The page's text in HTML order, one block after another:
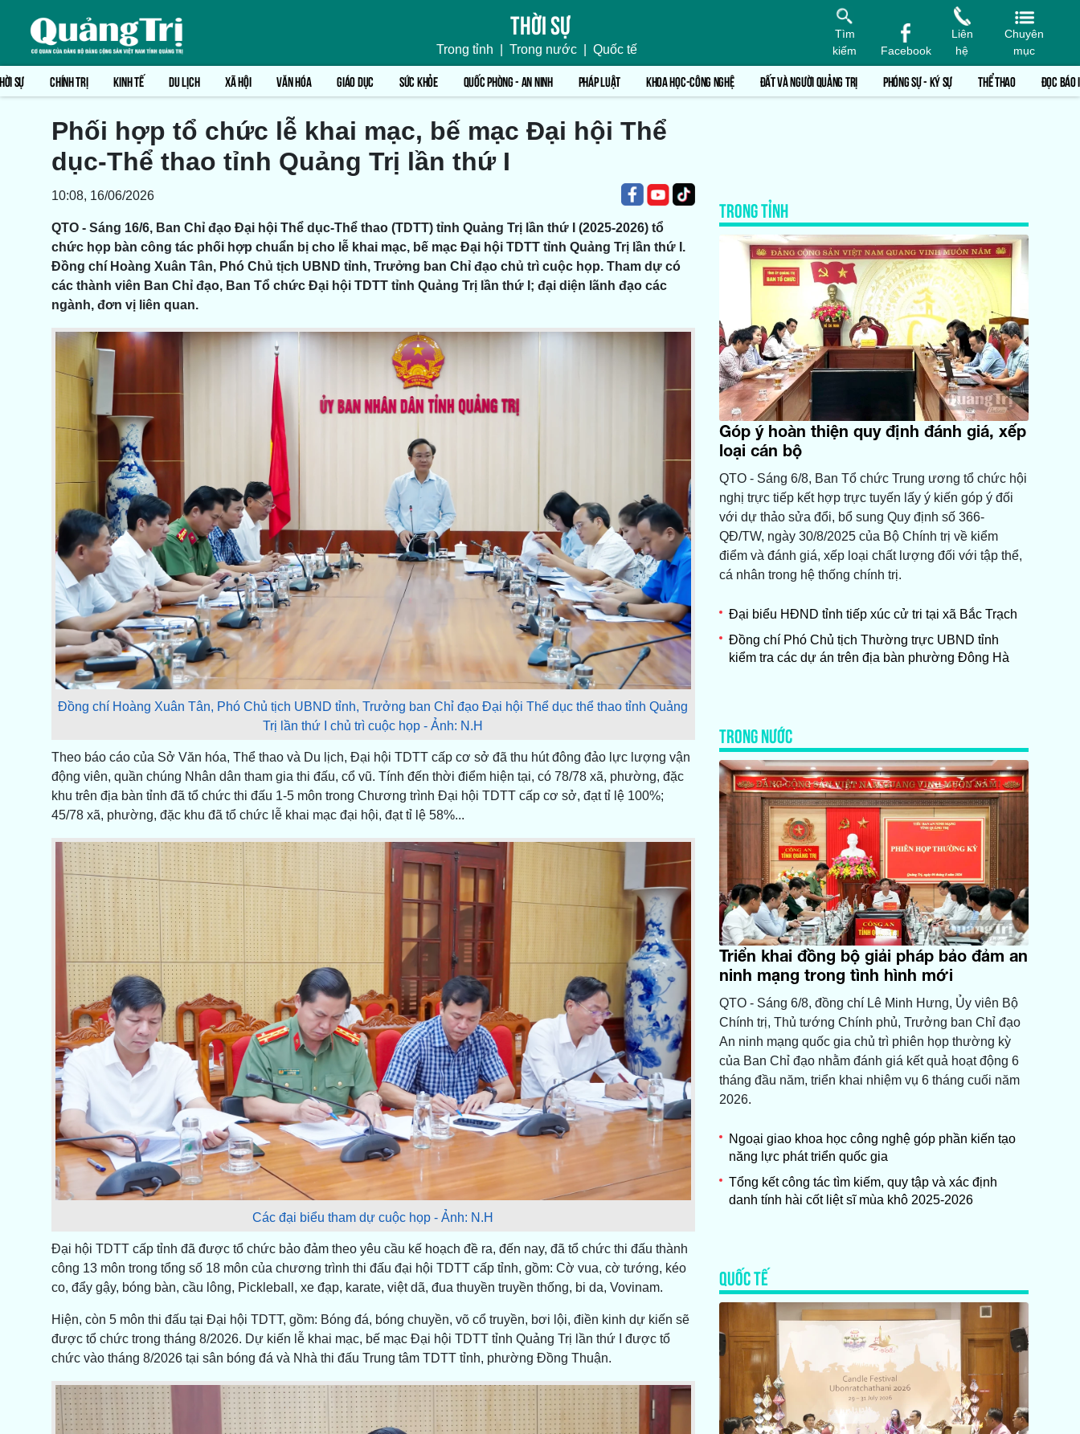
Thời sự
Trong tỉnh Trong nước Quốc tế
Tìm
kiếm
Facebook
Liên
hệ
Chuyên
mục
SỰ CHÍNH TRỊ KINH TẾ DU LỊCH XÃ HỘI VĂN HÓA GIÁO DỤC SỨC KHỎE QUỐC PHÒNG - AN NINH PHÁP LUẬT KHOA HỌC-CÔNG NGHỆ ĐẤT VÀ NGƯỜI QUẢNG TRỊ PHÓNG SỰ - KÝ SỰ THỂ THAO ĐỌC BÁO
Phối hợp tổ chức lễ khai mạc, bế mạc Đại hội Thể
dục-Thể thao tỉnh Quảng Trị lần thứ I
10:08, 16/06/2026
QTO - Sáng 16/6, Ban Chỉ đạo Đại hội Thể dục-Thể thao (TDTT) tỉnh Quảng Trị lần thứ I (2025-2026) tổ
chức họp bàn công tác phối hợp chuẩn bị cho lễ khai mạc, bế mạc Đại hội TDTT tỉnh Quảng Trị lần thứ I.
Đồng chí Hoàng Xuân Tân, Phó Chủ tịch UBND tỉnh, Trưởng ban Chỉ đạo chủ trì cuộc họp. Tham dự có
các thành viên Ban Chỉ đạo, Ban Tổ chức Đại hội TDTT tỉnh Quảng Trị lần thứ I; đại diện lãnh đạo các
ngành, đơn vị liên quan.
Đồng chí Hoàng Xuân Tân, Phó Chủ tịch UBND tỉnh, Trưởng ban Chỉ đạo Đại hội Thể dục thể thao tỉnh Quảng
Trị lần thứ I chủ trì cuộc họp - Ảnh: N.H
Theo báo cáo của Sở Văn hóa, Thể thao và Du lịch, Đại hội TDTT cấp cơ sở đã thu hút đông đảo lực lượng vận
động viên, quần chúng Nhân dân tham gia thi đấu, cổ vũ. Tính đến thời điểm hiện tại, có 78/78 xã, phường, đặc
khu trên địa bàn tỉnh đã tổ chức thi đấu 1-5 môn trong Chương trình Đại hội TDTT cấp cơ sở, đạt tỉ lệ 100%;
45/78 xã, phường, đặc khu đã tổ chức lễ khai mạc đại hội, đạt tỉ lệ 58%...
Các đại biểu tham dự cuộc họp - Ảnh: N.H
Đại hội TDTT cấp tỉnh đã được tổ chức bảo đảm theo yêu cầu kế hoạch đề ra, đến nay, đã tổ chức thi đấu thành
công 13 môn trong tổng số 18 môn của chương trình thi đấu đại hội TDTT cấp tỉnh, gồm: Cờ vua, cờ tướng, kéo
co, đẩy gậy, bóng bàn, cầu lông, Pickleball, xe đạp, karate, việt dã, đua thuyền truyền thống, bi da, Vovinam.
Hiện, còn 5 môn thi đấu tại Đại hội TDTT, gồm: Bóng đá, bóng chuyền, võ cổ truyền, bơi lội, điền kinh dự kiến sẽ
được tổ chức trong tháng 8/2026. Dự kiến lễ khai mạc, bế mạc Đại hội TDTT tỉnh Quảng Trị lần thứ I được tổ
chức vào tháng 8/2026 tại sân bóng đá và Nhà thi đấu Trung tâm TDTT tỉnh, phường Đồng Thuận.
TRONG TỈNH
Góp ý hoàn thiện quy định đánh giá, xếp
loại cán bộ
QTO - Sáng 6/8, Ban Tổ chức Trung ương tổ chức hội
nghị trực tiếp kết hợp trực tuyến lấy ý kiến góp ý đối
với dự thảo sửa đổi, bổ sung Quy định số 366-
QĐ/TW, ngày 30/8/2025 của Bộ Chính trị về kiểm
điểm và đánh giá, xếp loại chất lượng đối với tập thể,
cá nhân trong hệ thống chính trị.
Đại biểu HĐND tỉnh tiếp xúc cử tri tại xã Bắc Trạch
Đồng chí Phó Chủ tịch Thường trực UBND tỉnh
kiểm tra các dự án trên địa bàn phường Đông Hà
TRONG NƯỚC
Triển khai đồng bộ giải pháp bảo đảm an
ninh mạng trong tình hình mới
QTO - Sáng 6/8, đồng chí Lê Minh Hưng, Ủy viên Bộ
Chính trị, Thủ tướng Chính phủ, Trưởng ban Chỉ đạo
An ninh mạng quốc gia chủ trì phiên họp thường kỳ
của Ban Chỉ đạo nhằm đánh giá kết quả hoạt động 6
tháng đầu năm, triển khai nhiệm vụ 6 tháng cuối năm
2026.
Ngoại giao khoa học công nghệ góp phần kiến tạo
năng lực phát triển quốc gia
Tổng kết công tác tìm kiếm, quy tập và xác định
danh tính hài cốt liệt sĩ mùa khô 2025-2026
QUỐC TẾ